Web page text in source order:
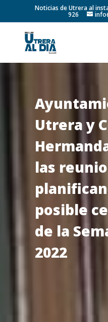
Noticias de Utrera al
926
Utrera y
las
posible
de la
2022